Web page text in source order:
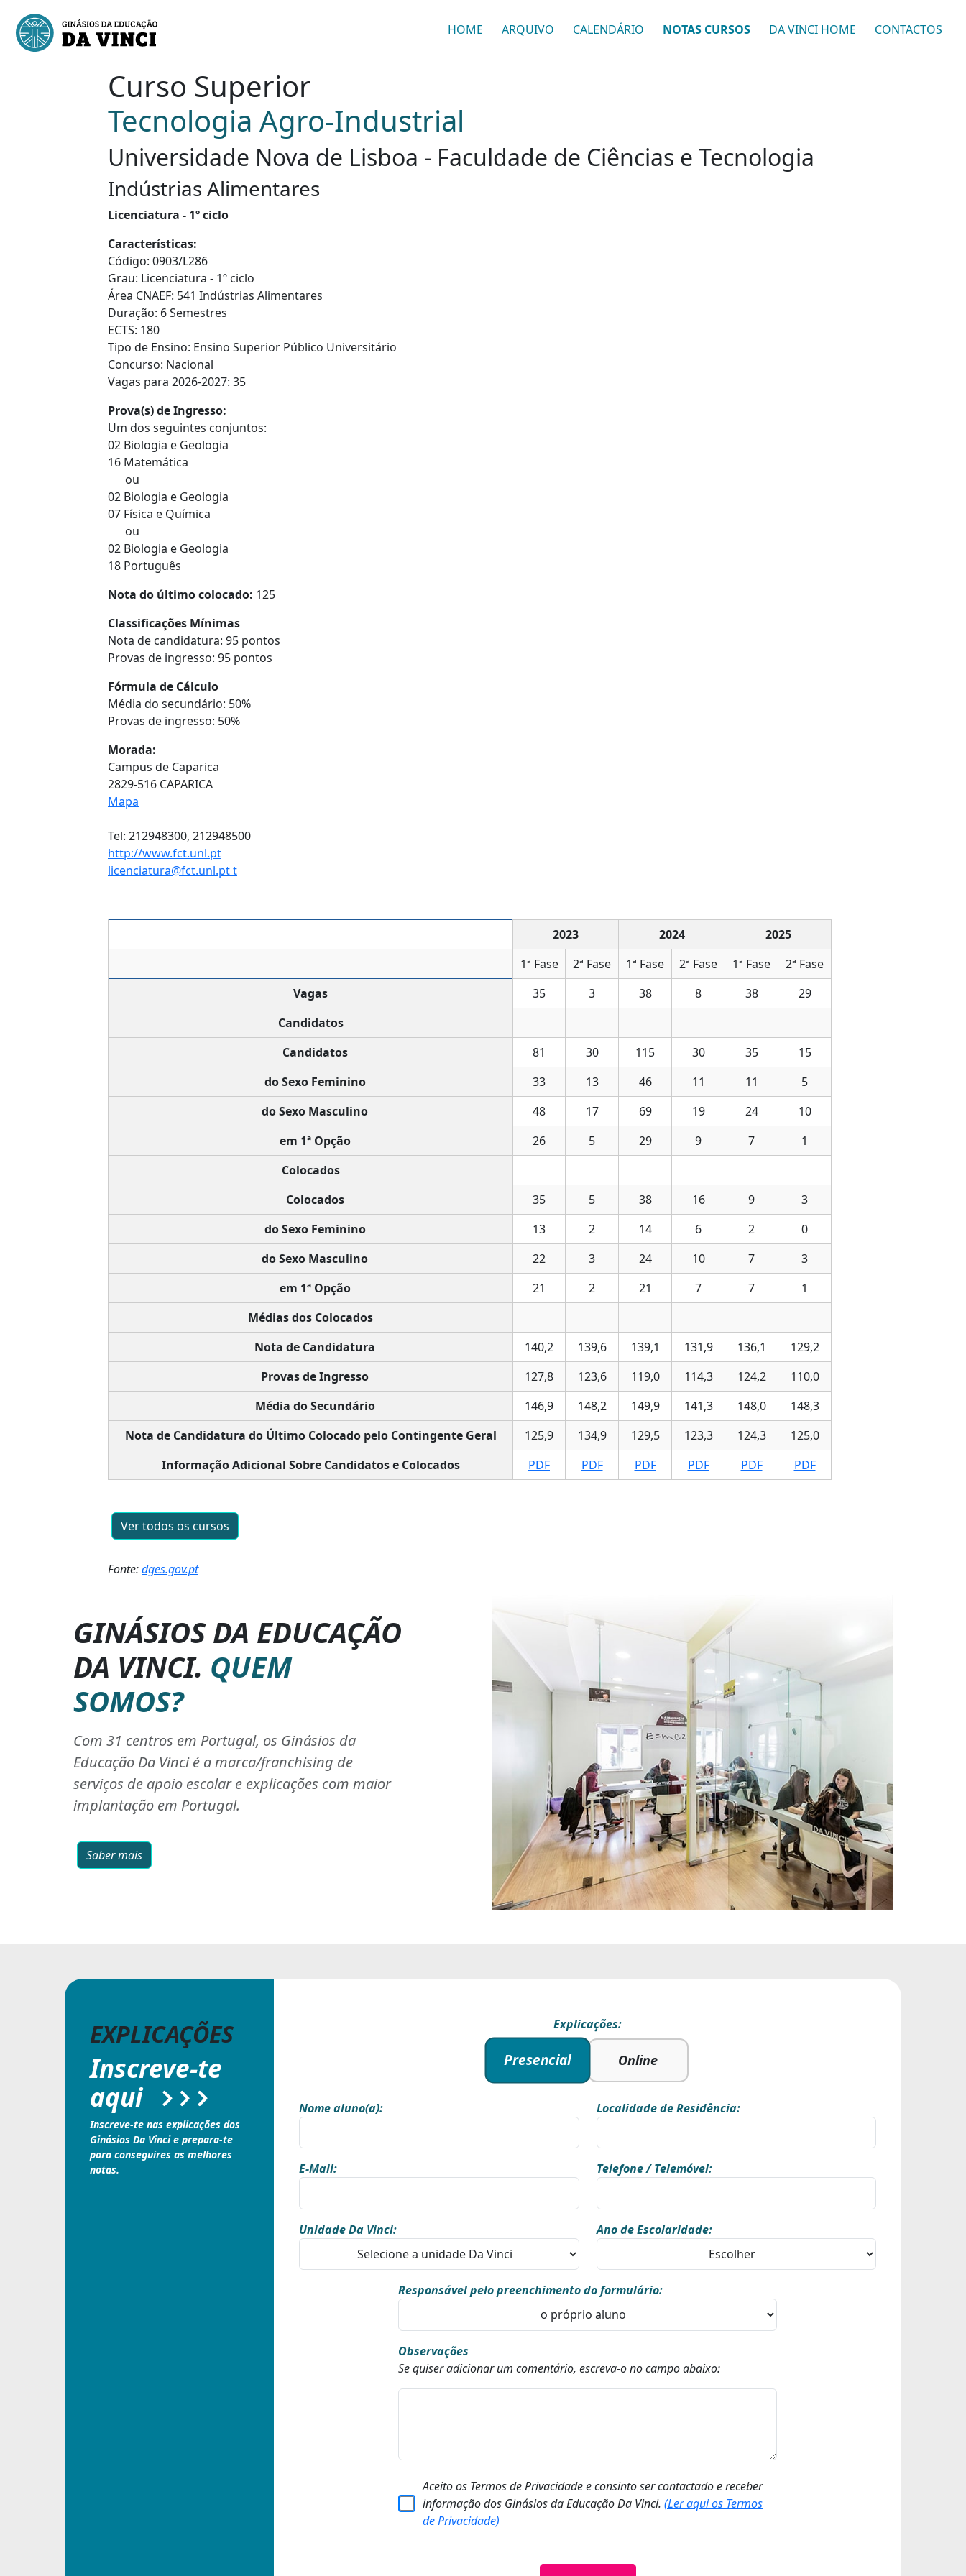
HOME ARQUIVO CALENDÁRIO NOTAS CURSOS DA VINCI HOME CONTACTOS
Curso Superior
Tecnologia Agro-Industrial
Universidade Nova de Lisboa - Faculdade de Ciências e Tecnologia
Indústrias Alimentares
Licenciatura - 1º ciclo
Características:
Código: 0903/L286
Grau: Licenciatura - 1º ciclo
Área CNAEF: 541 Indústrias Alimentares
Duração: 6 Semestres
ECTS: 180
Tipo de Ensino: Ensino Superior Público Universitário
Concurso: Nacional
Vagas para 2026-2027: 35
Prova(s) de Ingresso:
Um dos seguintes conjuntos:
02 Biologia e Geologia
16 Matemática
ou
02 Biologia e Geologia
07 Física e Química
ou
02 Biologia e Geologia
18 Português
Nota do último colocado: 125
Classificações Mínimas
Nota de candidatura: 95 pontos
Provas de ingresso: 95 pontos
Fórmula de Cálculo
Média do secundário: 50%
Provas de ingresso: 50%
Morada:
Campus de Caparica
2829-516 CAPARICA
Mapa
Tel: 212948300, 212948500
http://www.fct.unl.pt
licenciatura@fct.unl.pt t
2023 2024
2025
1ª Fase
2ª Fase 1ª Fase 2ª Fase 1ª Fase
2ª Fase
Vagas
35 3 38 8 38
29
Candidatos
Candidatos
81 30 115 30 35
15
do Sexo Feminino
33 13 46 11 11
5
do Sexo Masculino
48 17 69 19 24
10
em 1ª Opção
26 5 29 9 7
1
Colocados
Colocados
35 5 38 16 9
3
do Sexo Feminino
13 2 14 6 2
0
do Sexo Masculino
22 3 24 10 7
3
em 1ª Opção
21 2 21 7 7
1
Médias dos Colocados
Nota de Candidatura
140,2 139,6 139,1 131,9 136,1
129,2
Provas de Ingresso
127,8 123,6 119,0 114,3 124,2
110,0
Média do Secundário
146,9 148,2 149,9 141,3 148,0
148,3
Nota de Candidatura do Último Colocado pelo Contingente Geral
125,9 134,9 129,5 123,3 124,3
125,0
Informação Adicional Sobre Candidatos e Colocados
PDF PDF PDF PDF PDF PDF
Ver todos os cursos
Fonte:dges.gov.pt
GINÁSIOS DA EDUCAÇÃO
DA VINCI. QUEM
SOMOS?
Com 31 centros em Portugal, os Ginásios da
Educação Da Vinci é a marca/franchising de
serviços de apoio escolar e explicações com maior
implantação em Portugal.
Saber mais
EXPLICAÇÕES
Inscreve-te
aqui
Inscreve-te nas explicações dos
Ginásios Da Vinci e prepara-te
para conseguires as melhores
notas.
Explicações:
Presencial Online
Nome aluno(a): Localidade de Residência:
E-Mail: Telefone / Telemóvel:
Unidade Da Vinci: Ano de Escolaridade:
Responsável pelo preenchimento do formulário:
Observações
Se quiser adicionar um comentário, escreva-o no campo abaixo:
Aceito os Termos de Privacidade e consinto ser contactado e receber
informação dos Ginásios da Educação Da Vinci. (Ler aqui os Termos
de Privacidade)